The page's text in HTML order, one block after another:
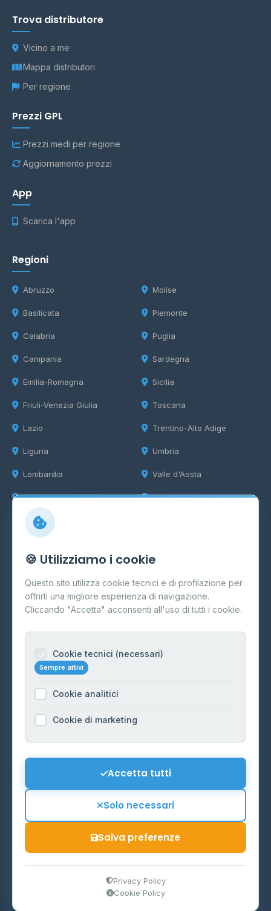
Trova distributore
Vicino a me
Mappa distributori
Per regione
Prezzi GPL
Prezzi medi per regione
Aggiornamento prezzi
App
Scarica l'app
Regioni
Abruzzo
Basilicata
Calabria
Campania
Emilia-Romagna
Friuli-Venezia Giulia
Lazio
Liguria
Lombardia
Marche
Molise
Piemonte
Puglia
Sardegna
Sicilia
Toscana
Trentino-Alto Adige
Umbria
Valle d'Aosta
Veneto
Info
Cos'è il GPL
FAQ
Contatti
Informazioni legali
Cookie Policy
Preferenze Cookie
Mappa del sito
P.IVA 03859300364
Ministero delle Imprese e del Made in Italy
🍪 Utilizziamo i cookie
Questo sito utilizza cookie tecnici e di profilazione per
offrirti una migliore esperienza di navigazione.
Cliccando "Accetta" acconsenti all'uso di tutti i cookie.
Cookie tecnici (necessari)
Sempre attivi
Cookie analitici
Cookie di marketing
Accetta tutti
Solo necessari
Salva preferenze
Privacy Policy
Cookie Policy